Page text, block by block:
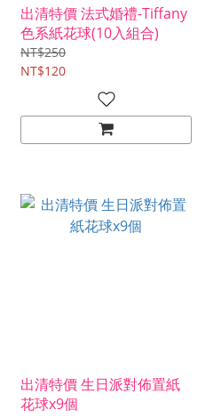
出清特價 法式婚禮-Tiffany
色系紙花球(10入組合)
NT$250
NT$120
出清特價 生日派對佈置紙
花球x9個